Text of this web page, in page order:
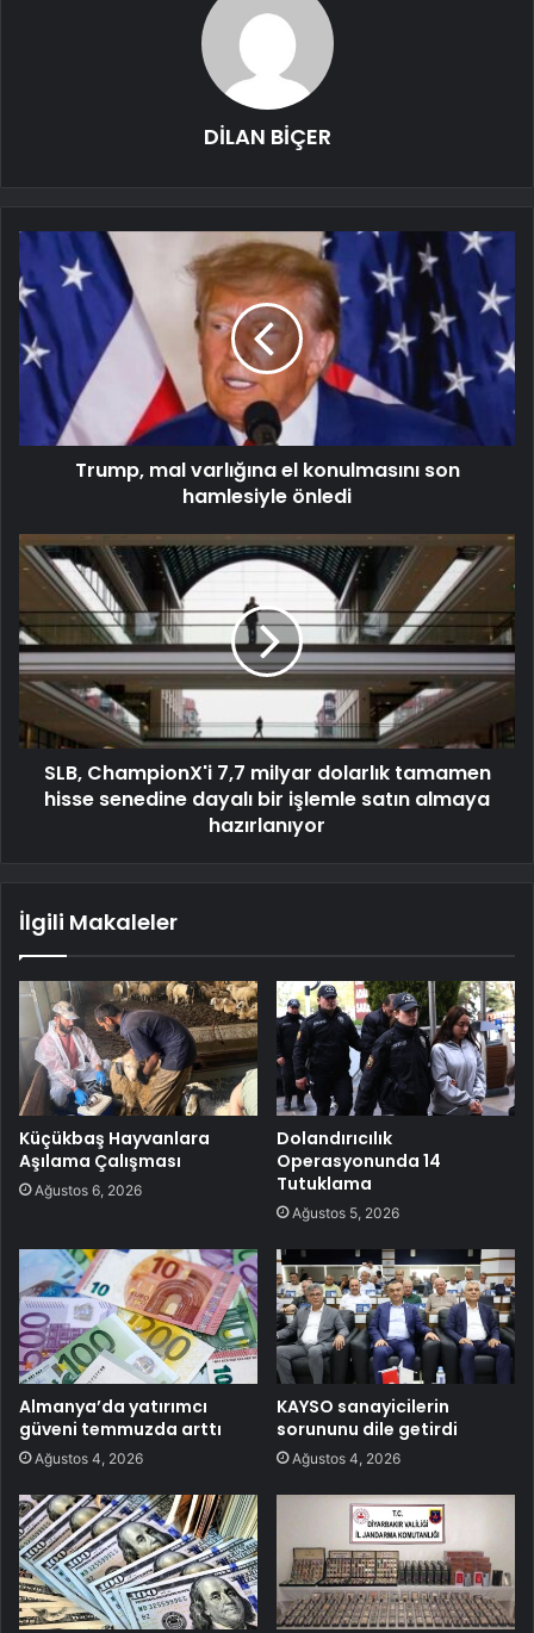
DİLAN BİÇER
Trump, mal varlığına el konulmasını son
hamlesiyle önledi
SLB, ChampionX'i 7,7 milyar dolarlık tamamen
hisse senedine dayalı bir işlemle satın almaya
hazırlanıyor
İlgili Makaleler
Küçükbaş Hayvanlara
Aşılama Çalışması
Ağustos 6, 2026
Dolandırıcılık
Operasyonunda 14
Tutuklama
Ağustos 5, 2026
Almanya’da yatırımcı
güveni temmuzda arttı
Ağustos 4, 2026
KAYSO sanayicilerin
sorununu dile getirdi
Ağustos 4, 2026